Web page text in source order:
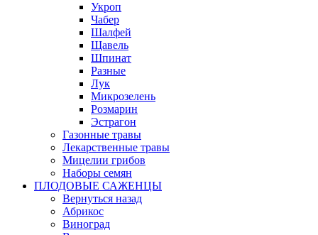
Укроп
Чабер
Шалфей
Щавель
Шпинат
Разные
Лук
Микрозелень
Розмарин
Эстрагон
Газонные травы
Лекарственные травы
Мицелии грибов
Наборы семян
ПЛОДОВЫЕ САЖЕНЦЫ
Вернуться назад
Абрикос
Виноград